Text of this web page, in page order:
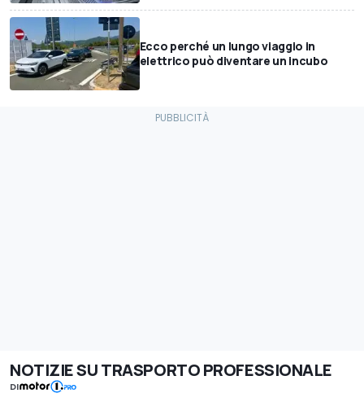
Ecco perché un lungo viaggio in
elettrico può diventare un incubo
NOTIZIE SU TRASPORTO PROFESSIONALE
DI